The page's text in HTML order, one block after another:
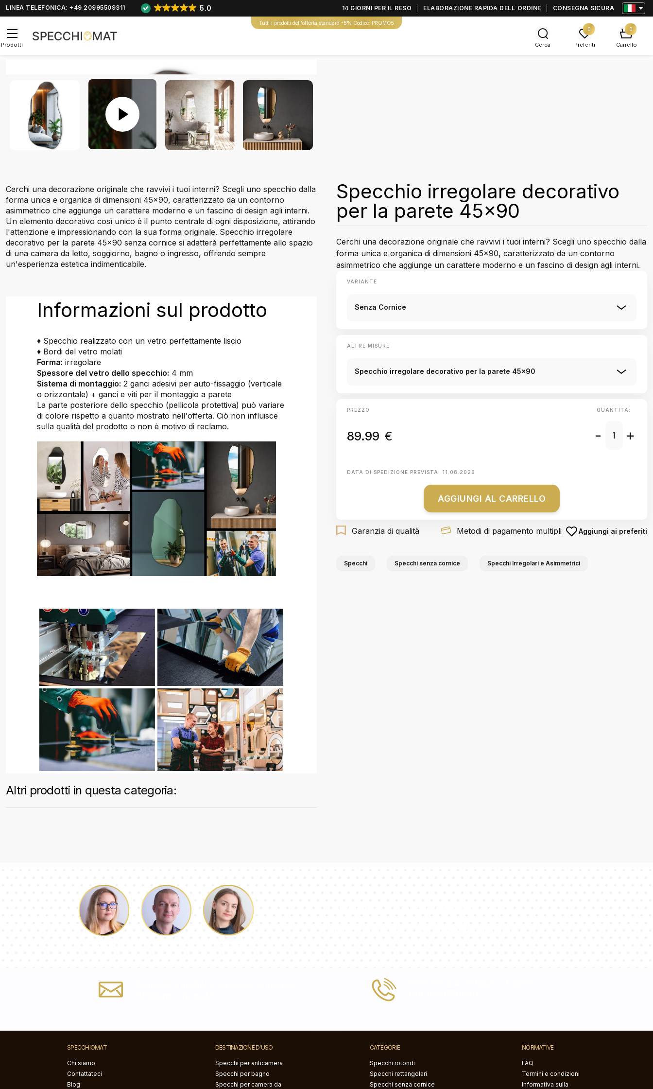
LINEA TELEFONICA: +49 20995509311 5.0 14 GIORNI PER IL RESO ELABORAZIONE RAPIDA DELL΄ORDINE CONSEGNA SICURA
Tutti i prodotti dell'offerta standard -5% Codice: PROMO5
Prodotti Cerca
0
Preferiti
0
Carrello
Cerchi una decorazione originale che ravvivi i tuoi interni? Scegli uno specchio dalla
forma unica e organica di dimensioni 45x90, caratterizzato da un contorno
asimmetrico che aggiunge un carattere moderno e un fascino di design agli interni.
Un elemento decorativo così unico è il punto centrale di ogni disposizione, attirando
l'attenzione e impressionando con la sua forma originale. Specchio irregolare
decorativo per la parete 45x90 senza cornice si adatterà perfettamente allo spazio
di una camera da letto, soggiorno, bagno o ingresso, offrendo sempre
un'esperienza estetica indimenticabile.
Informazioni sul prodotto
♦ Specchio realizzato con un vetro perfettamente liscio
♦ Bordi del vetro molati
Forma: irregolare
Spessore del vetro dello specchio: 4 mm
Sistema di montaggio: 2 ganci adesivi per auto-fissaggio (verticale
o orizzontale) + ganci e viti per il montaggio a parete
La parte posteriore dello specchio (pellicola protettiva) può variare
di colore rispetto a quanto mostrato nell'offerta. Ciò non influisce
sulla qualità del prodotto o non è motivo di reclamo.
Altri prodotti in questa categoria:
Specchio irregolare decorativo
per la parete 45x90
Cerchi una decorazione originale che ravvivi i tuoi interni? Scegli uno specchio dalla
forma unica e organica di dimensioni 45x90, caratterizzato da un contorno
asimmetrico che aggiunge un carattere moderno e un fascino di design agli interni.
VARIANTE
Senza Cornice
ALTRE MISURE
Specchio irregolare decorativo per la parete 45x90
PREZZO
89.99 €
QUANTITÀ:
- +
DATA DI SPEDIZIONE PREVISTA: 11.08.2026
AGGIUNGI AL CARRELLO
Garanzia di qualità Metodi di pagamento multipli Aggiungi ai preferiti
Specchi Specchi senza cornice Specchi Irregolari e Asimmetrici
SPECCHIOMAT
Chi siamo
Contattateci
Blog
DESTINAZIONE D’USO
Specchi per anticamera
Specchi per bagno
Specchi per camera da
CATEGORIE
Specchi rotondi
Specchi rettangolari
Specchi senza cornice
NORMATIVE
FAQ
Termini e condizioni
Informativa sulla